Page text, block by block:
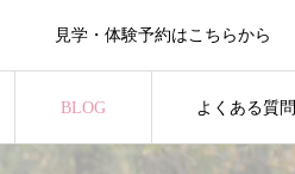
BLOG よくある質問
見学・体験予約はこちらから